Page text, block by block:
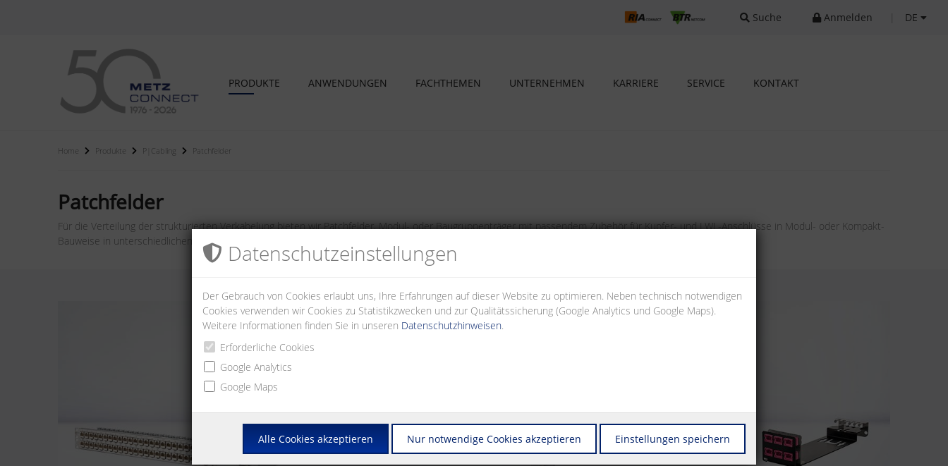
Suche Anmelden DE
PRODUKTE ANWENDUNGEN FACHTHEMEN UNTERNEHMEN KARRIERE SERVICE KONTAKT
Home Produkte P|Cabling Patchfelder
Patchfelder
Für die Verteilung der strukturierten Verkabelung bieten wir Patchfelder, Modul- oder Baugruppenträger mit passendem Zubehör für Kupfer- und LWL-Anschlüsse in Modul- oder Kompakt-
Bauweise in unterschiedlichen Leistungsklassen, Höheneinheiten und mit verschiedenen Port-Zahlen.
Datenschutz­einstellungen
Der Gebrauch von Cookies erlaubt uns, Ihre Erfahrungen auf dieser Website zu optimieren. Neben technisch notwendigen
Cookies verwenden wir Cookies zu Statistikzwecken und zur Qualitätssicherung (Google Analytics und Google Maps).
Weitere Informationen finden Sie in unseren Datenschutzhinweisen.
Erforderliche Cookies
Google Analytics
Google Maps
Alle Cookies akzeptieren Nur notwendige Cookies akzeptieren Einstellungen speichern